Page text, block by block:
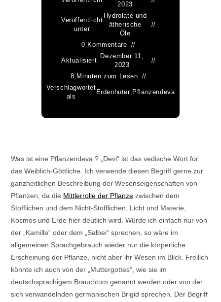
2023
Veröffentlicht
unter
Hydrolate und
ätherische
Öle
0 Kommentare
Aktualisiert
Dezember 11,
2023
8 Minuten zum Lesen
Verschlagwortet
als
Erdenhüter, Pflanzendeva
Was ist eine Pflanzendeva ? „Devi“ ist das vedische Wort für
das Weiblich-Göttliche. Ich verwende diesen Begriff gerne zur
ganzheitlichen Beschreibung der Wesenseigenschaften von
Pflanzen, da die Mittlerrolle der Pflanze zwischen dem
Stofflichen und dem Nicht-Stofflichen, Licht und Materie,
Kosmos und Erde hier deutlich wird. Würde ich einfach nur von
der „Kamille“ oder dem „Salbei“ sprechen, so wäre im
allgemeinen Sprachgebrauch wieder nur die körperliche
Erscheinung der Pflanze, nicht aber ihr Wesen im Blick. Freilich
könnte ich auch von der „Muttergottes“, wie sie im
deutschsprachigem Brauchtum genannt werden oder von der
sich verwandelnden germanischen Brigid sprechen. Der Begriff